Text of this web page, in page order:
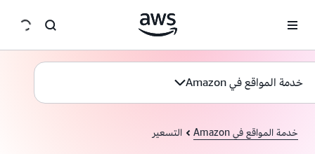
خدمة المواقع في Amazon
خدمة المواقع في Amazon التسعير